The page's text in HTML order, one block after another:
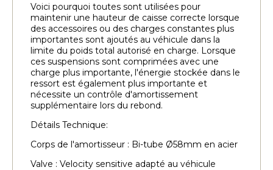
Voici pourquoi toutes sont utilisées pour
maintenir une hauteur de caisse correcte lorsque
des accessoires ou des charges constantes plus
importantes sont ajoutés au véhicule dans la
limite du poids total autorisé en charge. Lorsque
ces suspensions sont comprimées avec une
charge plus importante, l'énergie stockée dans le
ressort est également plus importante et
nécessite un contrôle d'amortissement
supplémentaire lors du rebond.
Détails Technique:
Corps de l'amortisseur : Bi-tube Ø58mm en acier
Valve : Velocity sensitive adapté au véhicule